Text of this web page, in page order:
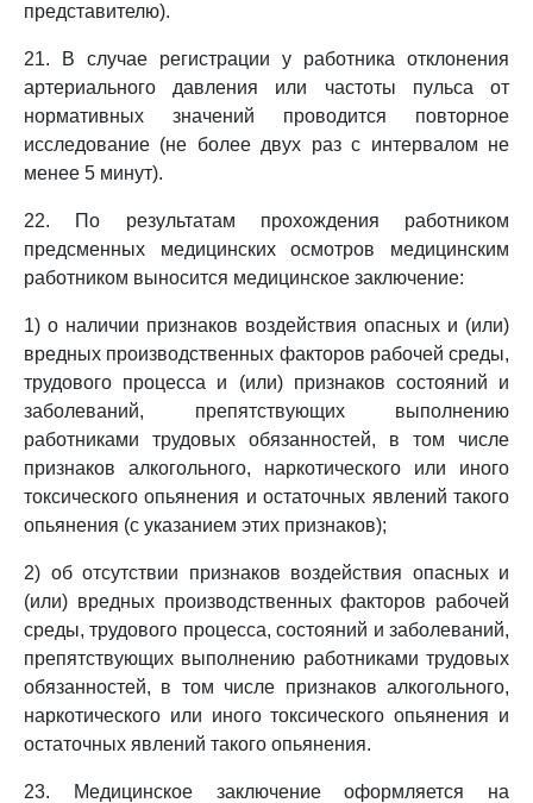
представителю).
21. В случае регистрации у работника отклонения
артериального давления или частоты пульса от
нормативных значений проводится повторное
исследование (не более двух раз с интервалом не
менее 5 минут).
22. По результатам прохождения работником
предсменных медицинских осмотров медицинским
работником выносится медицинское заключение:
1) о наличии признаков воздействия опасных и (или)
вредных производственных факторов рабочей среды,
трудового процесса и (или) признаков состояний и
заболеваний, препятствующих выполнению
работниками трудовых обязанностей, в том числе
признаков алкогольного, наркотического или иного
токсического опьянения и остаточных явлений такого
опьянения (с указанием этих признаков);
2) об отсутствии признаков воздействия опасных и
(или) вредных производственных факторов рабочей
среды, трудового процесса, состояний и заболеваний,
препятствующих выполнению работниками трудовых
обязанностей, в том числе признаков алкогольного,
наркотического или иного токсического опьянения и
остаточных явлений такого опьянения.
23. Медицинское заключение оформляется на